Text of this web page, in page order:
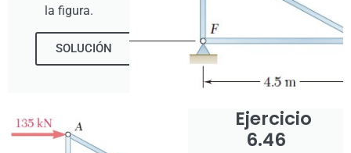
la figura.
SOLUCIÓN
Ejercicio
6.46